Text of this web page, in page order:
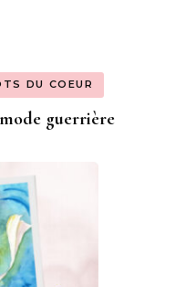
DU COEUR
guerrière